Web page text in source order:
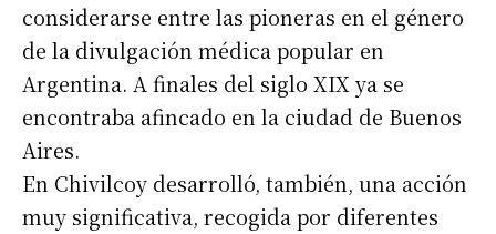
Número de teléfono
considerarse entre las pioneras en el género
de la divulgación médica popular en
Argentina. A finales del siglo XIX ya se
encontraba afincado en la ciudad de Buenos
Aires.
En Chivilcoy desarrolló, también, una acción
muy significativa, recogida por diferentes